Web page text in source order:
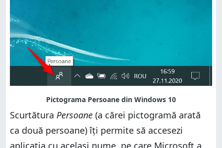
Scurtătura Persoane (a cărei pictogramă arată
ca două persoane) îți permite să accesezi